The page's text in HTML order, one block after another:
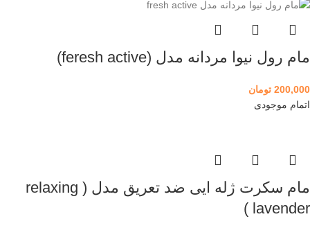
مام رول نیوا مردانه مدل (feresh active)
200,000 تومان
اتمام موجودی
مام سکرت ژله ایی ضد تعریق مدل ( relaxing
lavender )